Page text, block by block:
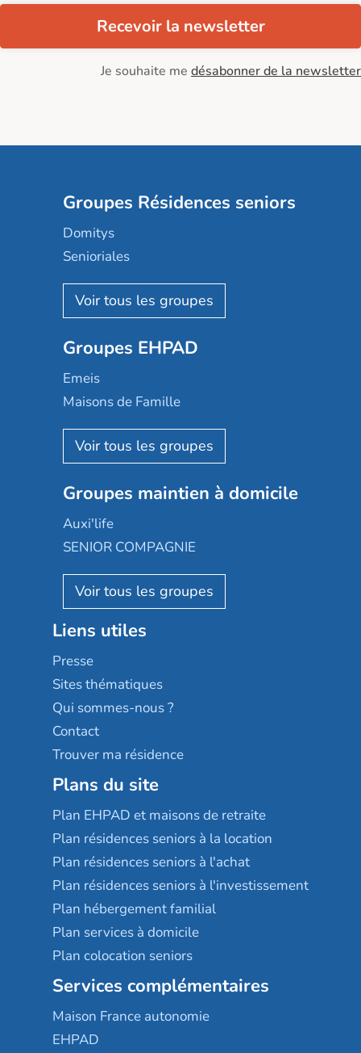
Recevoir la newsletter
Je souhaite me désabonner de la newsletter
Groupes Résidences seniors
Domitys
Senioriales
Nohée
Les Résidentiels
Mobicap
Domusvi
Happy Senior
Aquarelia
Nexity edenea
Les jardins d'Arcadie
Occitalia
Appartseniors
Reseda
Stella management
Les villages d'or
Sérénys
Résidences services Villa Médicis
Groupes EHPAD
Emeis
Maisons de Famille
Korian
Emera
Groupe SOS
Le Noble Âge
Almage
Résidalya
Groupe aplus
Groupes maintien à domicile
Auxi'life
SENIOR COMPAGNIE
AGE D'OR Services
Liens utiles
Presse
Sites thématiques
Qui sommes-nous ?
Contact
Trouver ma résidence
Plans du site
Plan EHPAD et maisons de retraite
Plan résidences seniors à la location
Plan résidences seniors à l'achat
Plan résidences seniors à l'investissement
Plan hébergement familial
Plan services à domicile
Plan colocation seniors
Services complémentaires
Maison France autonomie
EHPAD